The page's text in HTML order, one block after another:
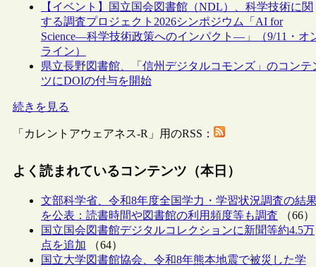
【イベント】国立国会図書館（NDL）、科学技術に関
する調査プロジェクト2026シンポジウム「AI for
Science―科学技術政策へのインパクト―」（9/11・オ
ライン）
県立長野図書館、「信州デジタルコモンズ」のコンテ
ツにDOIの付与を開始
続きを見る
「カレントアウェアネス-R」用のRSS：
よく読まれているコンテンツ（本日）
文部科学省、令和8年度全国学力・学習状況調査の結
を公表：読書時間や図書館の利用頻度等も調査 （66）
国立国会図書館デジタルコレクションに新聞等約4.5万
点を追加 （64）
国立大学図書館協会、令和8年熊本地震で被災した学